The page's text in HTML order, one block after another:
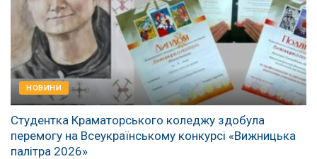
НОВИНИ
Студентка Краматорського коледжу здобула
перемогу на Всеукраїнському конкурсі «Вижницька
палітра 2026»